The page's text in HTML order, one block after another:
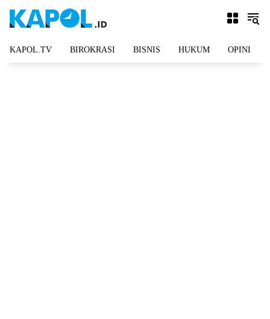
KAPOL.TV BIROKRASI BISNIS HUKUM OPINI